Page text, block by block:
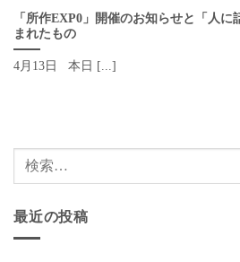
「所作EXP0」開催のお知らせと「人に
まれたもの
4月13日 本日 [...]
最近の投稿